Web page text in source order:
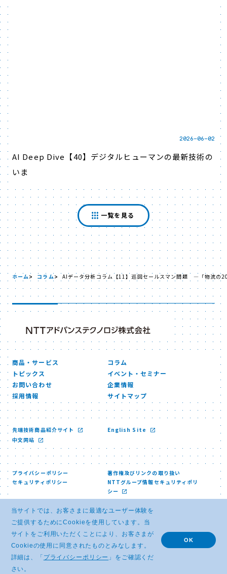
2026-06-02
AI Deep Dive【40】デジタルヒューマンの最新技術の
いま
一覧を見る
ホーム コラム AIデータ分析コラム【11】巡回セールスマン問題 ―「物流
商品・サービス
コラム
トピックス
イベント・セミナー
お問い合わせ
企業情報
採用情報
サイトマップ
先端技術商品紹介サイト
English Site
中文网站
プライバシーポリシー
著作権及びリンクの取り扱い
セキュリティポリシー
NTTグループ情報セキュリティポリ
シー
© NTT ADVANCED TECHNOLOGY CORPORATION
当サイトでは、お客さまに最適なユーザー体験を
ご提供するためにCookieを使用しています。当
サイトをご利用いただくことにより、お客さまが
Cookieの使用に同意されたものとみなします。
詳細は、「 プライバシーポリシー 」をご確認くだ
さい。
OK